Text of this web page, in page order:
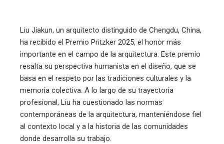
Liu Jiakun, un arquitecto distinguido de Chengdu, China,
ha recibido el Premio Pritzker 2025, el honor más
importante en el campo de la arquitectura. Este premio
resalta su perspectiva humanista en el diseño, que se
basa en el respeto por las tradiciones culturales y la
memoria colectiva. A lo largo de su trayectoria
profesional, Liu ha cuestionado las normas
contemporáneas de la arquitectura, manteniéndose fiel
al contexto local y a la historia de las comunidades
donde desarrolla su trabajo.